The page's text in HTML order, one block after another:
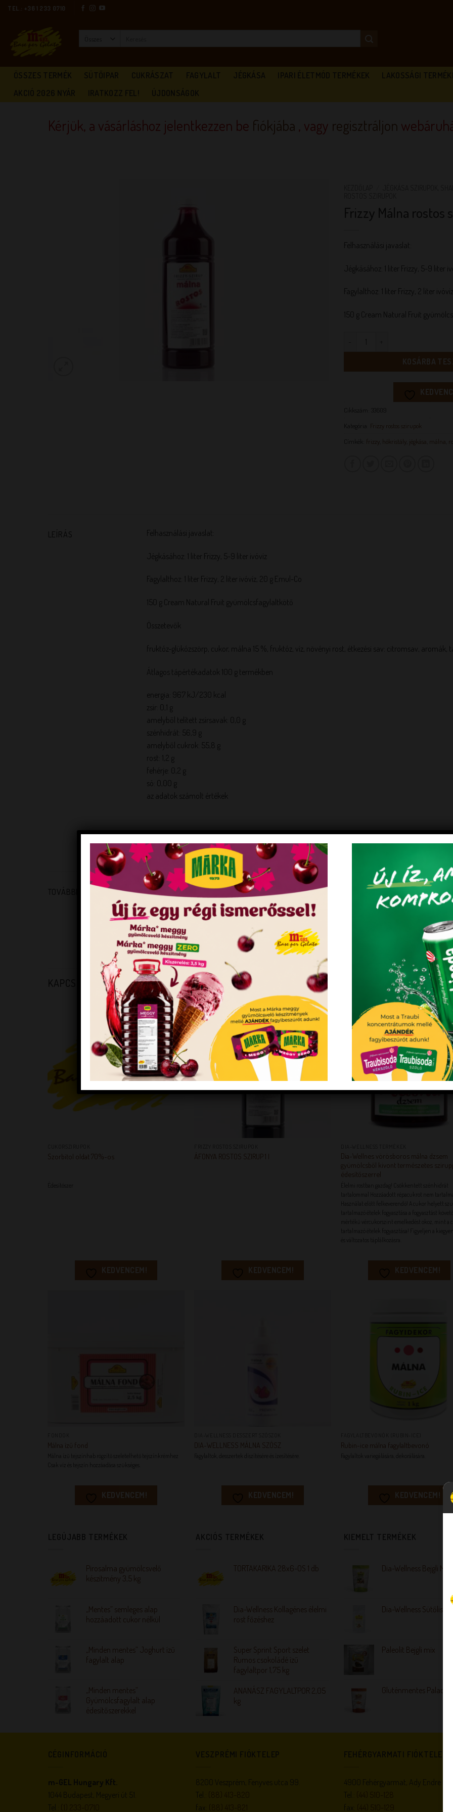
SkipTEL.: +36 1 233 0710
ÖSSZES TERMÉK SÜTŐIPAR CUKRÁSZAT FAGYLALT JÉGKÁSA IPARI ÉLETMÓD TERMÉKEK
LAKOSSÁGI
AKCIÓ 2026 NYÁR
IRATKOZZ FEL! ÚJDONSÁGOK
Kérjük, a vásárláshoz jelentkezzen be fiókjába , vagy regisztráljon
Frizzy Málna rostos
Felhasználási javaslat:
Jégkásához: 1 liter Frizzy, 5-9 liter
Fagylalthoz: 1 liter Frizzy, 2 liter
150 g Cream Natural Fruit
KOSÁRBA
Cikkszám:
33609
Frizzy rostos szirupok
Címkék: frizzy hókristály jégkása málna
LEÍRÁS Felhasználási javaslat:
Jégkásához: 1 liter Frizzy, 5-9 liter ivóvíz
Fagylalthoz: 1 liter Frizzy, 2 liter ivóvíz, 20 g Emul-Co
150 g Cream Natural Fruit gyümölcsfagylaltkötő
Összetevők
fruktóz-glükózszörp, cukor, málna 15 %, fruktóz, víz, növényi rost, étkezési sav: citromsav, aromák,
Átlagos tápértékadatok 100 g termékben
energia: 967 kJ/230 kcal
zsír: 0,1 g
amelyből telített zsírsavak: 0,0 g
szénhidrát: 56,9 g
amelyből cukrok: 55,8 g
rost: 1,2 g
fehérje: 0,2 g
só: 0,00 g
az adatok számolt értékek
Az ajánlott adagolási értéket ne lépje túl!
TOVÁBBI INFORMÁCIÓK TÖMEG 1.3 kg
FORGALMAZÓI KÓD
VONALKÓD
KAPCSOLÓDÓ TERMÉKEK
KEDVENCEM!
Szorbitol oldat 70%-os
Édesítószer
KEDVENCEM!
KEDVENCEM!
ÁFONYA ROSTOS SZIRUP 1 l
KEDVENCEM!
Dia-Wellnes vörösboros málna dzsem
gyümölcsből kivont természetes
édesítőszerrel
Élelmi rostban gazdag! Csökkentett szénhidrát
tartalommal Hozzáadott répacukrot nem
Használat előtt felkeverendő! A cukor helyett
tartalmazó ételek fogyasztása a fogyasztást
mértékű vércukorszint emelkedést okoz, mint a
tartalmazó ételek fogyasztása! Figyeljen a
és változatos táplálkozásra.
KEDVENCEM!
Málna ízű fond
Málna ízű tejszínhab rögzítő szeletelhető tejszínkrémhez
Csak víz és tejszín hozzáadása szükséges.
KEDVENCEM!
DIA-WELLNESS MÁLNA SZÓSZ
Fagylaltok, desszertek díszítésére és ízesítésére.
KEDVENCEM!
Rubin-ice málna fagylaltbevonó
KEDVENCEM!
LEGÚJABB TERMÉKEK
Pirosalma gyümölcsvelő
készítmény 3,5 kg
„Mentes” semleges alap
hozzáadott cukor nélkül
„Minden mentes” Joghurt ízű
fagylalt alap
„Minden mentes”
Gyümölcsfagylalt alap
édesítőszerekkel
AKCIÓS TERMÉKEK
TORTAKARIKA 28x6-OS 1 db
Dia-Wellness Kollagénes élelmi
rost főzéshez
Super Sprint Sport szelet
Rumos csokoládé ízű
fagylaltpor 1,75 kg
ANANÁSZ FAGYLALTPOR 2,05
kg
KIEMELT TERMÉKEK
Dia-Wellness Bejgli Mix
Dia-Wellness Sütőliszt
Paleolit Bejgli mix
Gluténmentes
CÉGINFORMÁCIÓ
m-GEL Hungary Kft.
1044 Budapest, Megyeri út 51.
Tel.:
VESZPRÉMI FIÓKTELEP
8200 Veszprém, Fenyves utca 99.
Tel.:
fax:
FEHÉRGYARMATI FIÓKTELEP
4900 Fehérgyarmat, Ady Endre
Tel.:
fax: